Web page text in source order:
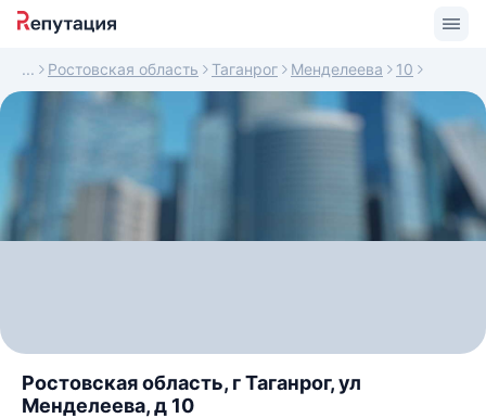
Ростовская область Таганрог Менделеева 10
Ростовская область, г Таганрог, ул
Менделеева, д 10